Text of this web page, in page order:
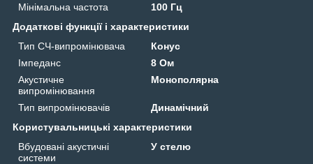
Мінімальна частота
100 Гц
Додаткові функції і характеристики
Тип СЧ-випромінювача
Конус
Імпеданс
8 Ом
Акустичне
випромінювання
Монополярна
Тип випромінювачів
Динамічний
Користувальницькі характеристики
Вбудовані акустичні
системи
У стелю